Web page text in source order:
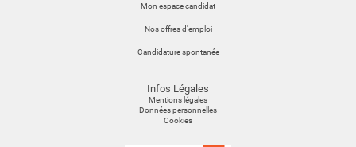
Mon espace candidat
Nos offres d'emploi
Candidature spontanée
Infos Légales
Mentions légales
Données personnelles
Cookies